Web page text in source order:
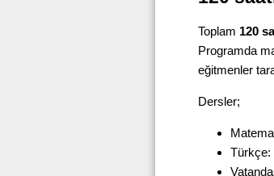
Toplam 120
Programda
eğitmenler
Dersler;
Türkçe: